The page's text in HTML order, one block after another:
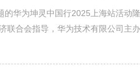
的华为坤灵中国行2025上海站活动
联合会指导，华为技术有限公司主